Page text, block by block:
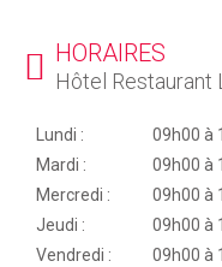
HORAIRES
Hôtel Restaurant
Lundi :
09h00 à
Mardi :
09h00 à
Mercredi :
09h00 à
Jeudi :
09h00 à
Vendredi :
09h00 à